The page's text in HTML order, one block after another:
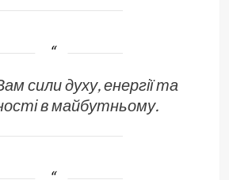
сили духу, енергії та
в майбутньому.